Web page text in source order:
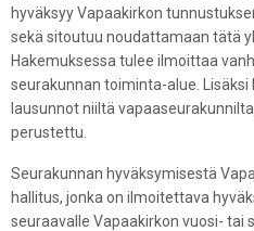
hyväksyy Vapaakirkon
sekä sitoutuu noudattamaan tätä
Hakemuksessa tulee ilmoittaa
seurakunnan toiminta-alue.
lausunnot niiltä
perustettu.
Seurakunnan hyväksymisestä
hallitus, jonka on ilmoitettava
seuraavalle Vapaakirkon vuosi- tai